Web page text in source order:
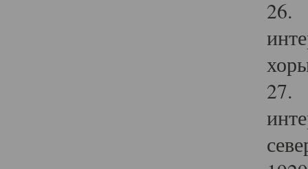
26.
27.